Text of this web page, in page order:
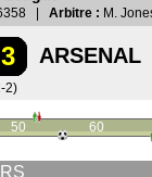
| Arbitre : M.
3 ARSENAL
2)
50 60